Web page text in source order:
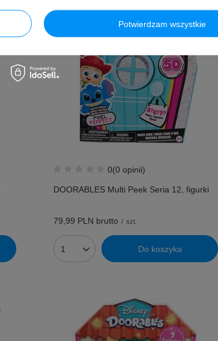
0(0 opinii)
DOORABLES Multi Peek Seria 12, figurki
79,99 PLN brutto / szt.
Do koszyka
Potwierdzam wszystkie